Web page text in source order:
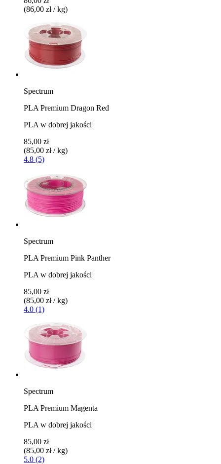
(86,00 zł / kg)
Spectrum
PLA Premium Dragon Red
PLA w dobrej jakości
85,00 zł
(85,00 zł / kg)
4.8 (5)
Spectrum
PLA Premium Pink Panther
PLA w dobrej jakości
85,00 zł
(85,00 zł / kg)
4.0 (1)
Spectrum
PLA Premium Magenta
PLA w dobrej jakości
85,00 zł
(85,00 zł / kg)
5.0 (2)